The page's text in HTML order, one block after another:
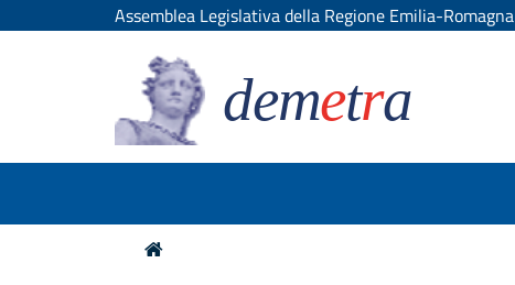
Assemblea Legislativa della Regione Emilia-Romagna
demetra